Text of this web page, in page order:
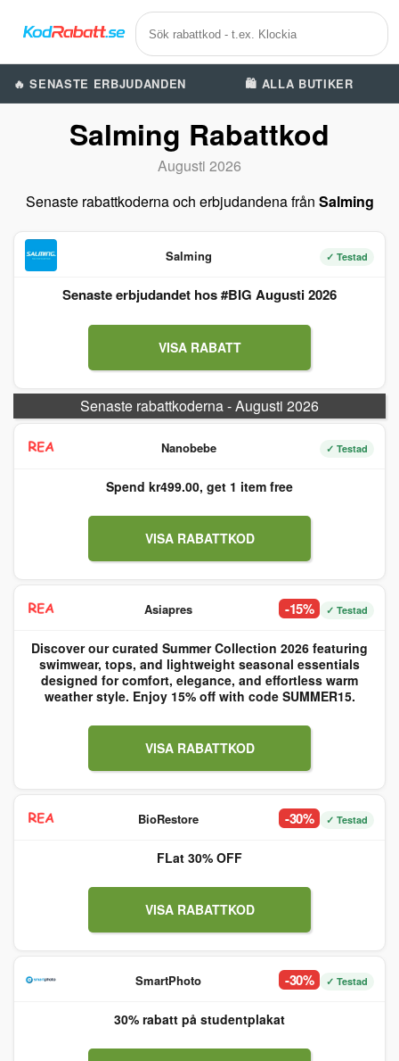
🔥 SENASTE ERBJUDANDEN 🛍️ ALLA BUTIKER
Salming Rabattkod
Augusti 2026
Senaste rabattkoderna och erbjudandena från Salming
Salming ✓ Testad
Senaste erbjudandet hos #BIG Augusti 2026
VISA RABATT
Senaste rabattkoderna - Augusti 2026
Nanobebe ✓ Testad
Spend kr499.00, get 1 item free
VISA RABATTKOD
Asiapres -15% ✓ Testad
Discover our curated Summer Collection 2026 featuring
swimwear, tops, and lightweight seasonal essentials
designed for comfort, elegance, and effortless warm
weather style. Enjoy 15% off with code SUMMER15.
VISA RABATTKOD
BioRestore -30% ✓ Testad
FLat 30% OFF
VISA RABATTKOD
SmartPhoto -30% ✓ Testad
30% rabatt på studentplakat